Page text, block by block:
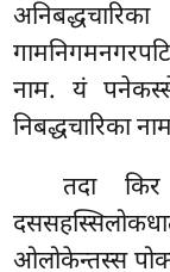
नाम. यं
निबद्धचारिका
तदा किर
ओलोकेन्तस्स